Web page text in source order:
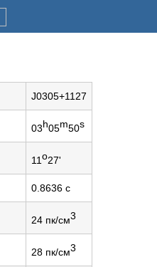
J0305+1127
03h05m50s
11o27'
0.8636 c
24 пк/см3
28 пк/см3